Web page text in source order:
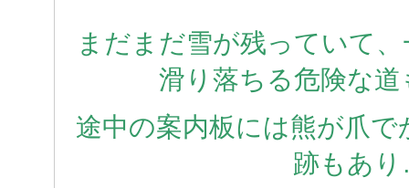
まだまだ雪が残っていて
滑り落ちる危険な
途中の案内板には熊が爪
跡もあ